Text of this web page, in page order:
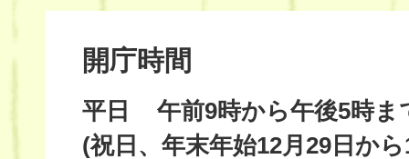
開庁時間
平日
午前9時から午後5時ま
(祝日、年末年始12月29日か